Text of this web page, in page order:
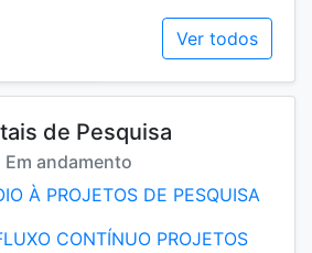
Ver todos
de Pesquisa
Em andamento
À PROJETOS DE PESQUISA
CONTÍNUO PROJETOS